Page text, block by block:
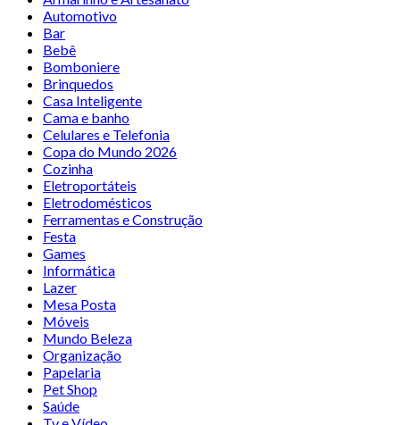
Automotivo
Bar
Bebê
Bomboniere
Brinquedos
Casa Inteligente
Cama e banho
Celulares e Telefonia
Copa do Mundo 2026
Cozinha
Eletroportáteis
Eletrodomésticos
Ferramentas e Construção
Festa
Games
Informática
Lazer
Mesa Posta
Móveis
Mundo Beleza
Organização
Papelaria
Pet Shop
Saúde